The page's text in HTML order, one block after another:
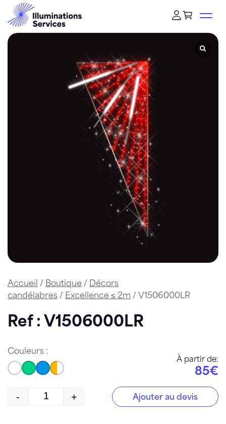
Accueil / Boutique / Décors
candélabres / Excellence ≤ 2m / V1506000LR
Ref : V1506000LR
Couleurs :
À partir de:
85€
quantité de V1506000LR
- + Ajouter au devis